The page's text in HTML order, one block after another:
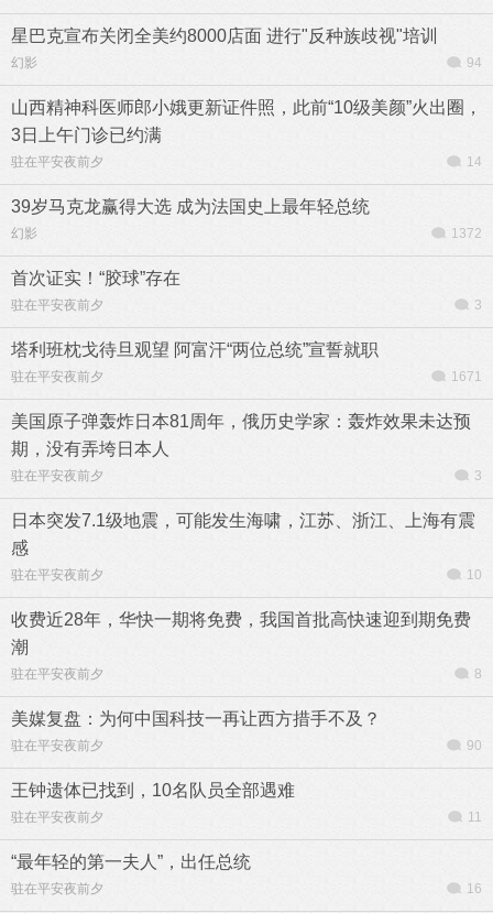
星巴克宣布关闭全美约8000店面 进行"反种族歧视"培训
幻影 94
山西精神科医师郎小娥更新证件照，此前“10级美颜”火出圈，
3日上午门诊已约满
驻在平安夜前夕 14
39岁马克龙赢得大选 成为法国史上最年轻总统
幻影 1372
首次证实！“胶球”存在
驻在平安夜前夕 3
塔利班枕戈待旦观望 阿富汗“两位总统”宣誓就职
驻在平安夜前夕 1671
美国原子弹轰炸日本81周年，俄历史学家：轰炸效果未达预
期，没有弄垮日本人
驻在平安夜前夕 3
日本突发7.1级地震，可能发生海啸，江苏、浙江、上海有震
感
驻在平安夜前夕 10
收费近28年，华快一期将免费，我国首批高快速迎到期免费
潮
驻在平安夜前夕 8
美媒复盘：为何中国科技一再让西方措手不及？
驻在平安夜前夕 90
王钟遗体已找到，10名队员全部遇难
驻在平安夜前夕 11
“最年轻的第一夫人”，出任总统
驻在平安夜前夕 16